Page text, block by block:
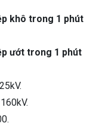
khô trong 1 phút
ướt trong 1 phút